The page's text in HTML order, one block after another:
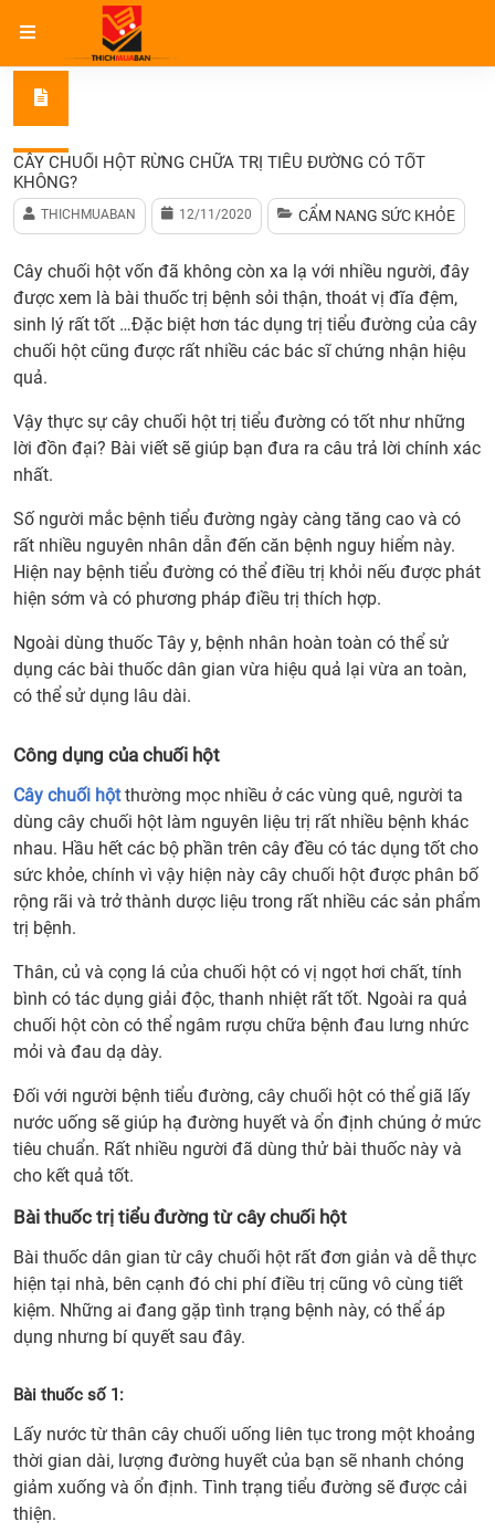
Trang chủ Cẩm nang sức khỏe
CÂY CHUỐI HỘT RỪNG CHỮA TRỊ TIỂU ĐƯỜNG CÓ TỐT
KHÔNG?
THICHMUABAN 12/11/2020 CẨM NANG SỨC KHỎE
Cây chuối hột vốn đã không còn xa lạ với nhiều người, đây
được xem là bài thuốc trị bệnh sỏi thận, thoát vị đĩa đệm,
sinh lý rất tốt …Đặc biệt hơn tác dụng trị tiểu đường của cây
chuối hột cũng được rất nhiều các bác sĩ chứng nhận hiệu
quả.
Vậy thực sự cây chuối hột trị tiểu đường có tốt như những
lời đồn đại? Bài viết sẽ giúp bạn đưa ra câu trả lời chính xác
nhất.
Số người mắc bệnh tiểu đường ngày càng tăng cao và có
rất nhiều nguyên nhân dẫn đến căn bệnh nguy hiểm này.
Hiện nay bệnh tiểu đường có thể điều trị khỏi nếu được phát
hiện sớm và có phương pháp điều trị thích hợp.
Ngoài dùng thuốc Tây y, bệnh nhân hoàn toàn có thể sử
dụng các bài thuốc dân gian vừa hiệu quả lại vừa an toàn,
có thể sử dụng lâu dài.
Công dụng của chuối hột
Cây chuối hộtthường mọc nhiều ở các vùng quê, người ta
dùng cây chuối hột làm nguyên liệu trị rất nhiều bệnh khác
nhau. Hầu hết các bộ phần trên cây đều có tác dụng tốt cho
sức khỏe, chính vì vậy hiện này cây chuối hột được phân bố
rộng rãi và trở thành dược liệu trong rất nhiều các sản phẩm
trị bệnh.
Thân, củ và cọng lá của chuối hột có vị ngọt hơi chất, tính
bình có tác dụng giải độc, thanh nhiệt rất tốt. Ngoài ra quả
chuối hột còn có thể ngâm rượu chữa bệnh đau lưng nhức
mỏi và đau dạ dày.
Đối với người bệnh tiểu đường, cây chuối hột có thể giã lấy
nước uống sẽ giúp hạ đường huyết và ổn định chúng ở mức
tiêu chuẩn. Rất nhiều người đã dùng thử bài thuốc này và
cho kết quả tốt.
Bài thuốc trị tiểu đường từ cây chuối hột
Bài thuốc dân gian từ cây chuối hột rất đơn giản và dễ thực
hiện tại nhà, bên cạnh đó chi phí điều trị cũng vô cùng tiết
kiệm. Những ai đang gặp tình trạng bệnh này, có thể áp
dụng nhưng bí quyết sau đây.
Bài thuốc số 1:
Lấy nước từ thân cây chuối uống liên tục trong một khoảng
thời gian dài, lượng đường huyết của bạn sẽ nhanh chóng
giảm xuống và ổn định. Tình trạng tiểu đường sẽ được cải
thiện.